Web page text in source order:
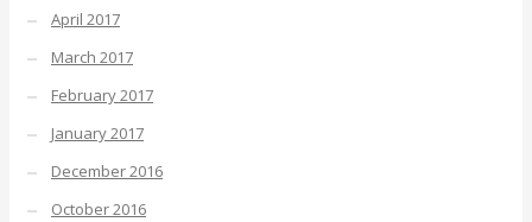
April 2017
March 2017
February 2017
January 2017
December 2016
October 2016